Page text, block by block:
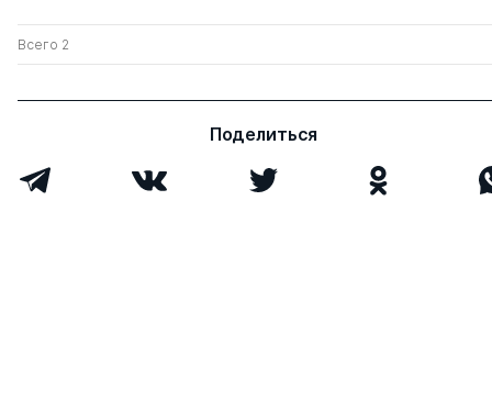
Всего 2
Поделиться